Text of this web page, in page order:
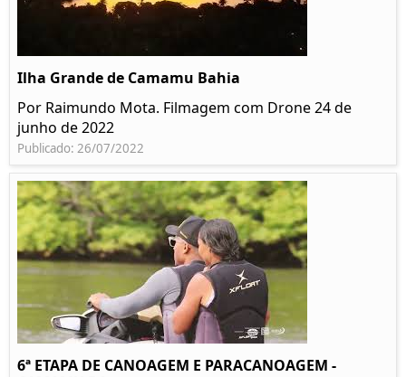
Ilha Grande de Camamu Bahia
Por Raimundo Mota. Filmagem com Drone 24 de
junho de 2022
Publicado: 26/07/2022
6ª ETAPA DE CANOAGEM E PARACANOAGEM -